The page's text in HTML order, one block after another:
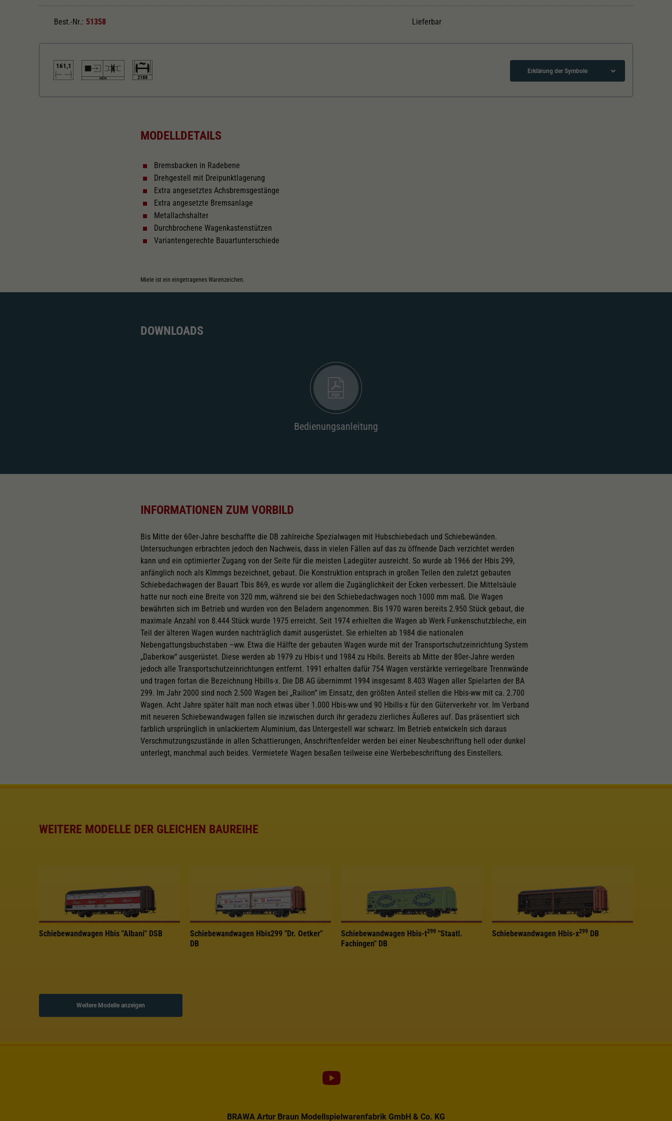
Best.-Nr.: 51358 Lieferbar
161,1
2188
Erklärung der Symbole
MODELLDETAILS
Bremsbacken in Radebene
Drehgestell mit Dreipunktlagerung
Extra angesetztes Achsbremsgestänge
Extra angesetzte Bremsanlage
Metallachshalter
Durchbrochene Wagenkastenstützen
Variantengerechte Bauartunterschiede
Miele ist ein eingetragenes Warenzeichen.
DOWNLOADS
Bedienungsanleitung
INFORMATIONEN ZUM VORBILD
Bis Mitte der 60er-Jahre beschaffte die DB zahlreiche Spezialwagen mit Hubschiebedach und Schiebewänden.
Untersuchungen erbrachten jedoch den Nachweis, dass in vielen Fällen auf das zu öffnende Dach verzichtet werden
kann und ein optimierter Zugang von der Seite für die meisten Ladegüter ausreicht. So wurde ab 1966 der Hbis 299,
anfänglich noch als Klmmgs bezeichnet, gebaut. Die Konstruktion entsprach in großen Teilen den zuletzt gebauten
Schiebedachwagen der Bauart Tbis 869, es wurde vor allem die Zugänglichkeit der Ecken verbessert. Die Mittelsäule
hatte nur noch eine Breite von 320 mm, während sie bei den Schiebedachwagen noch 1000 mm maß. Die Wagen
bewährten sich im Betrieb und wurden von den Beladern angenommen. Bis 1970 waren bereits 2.950 Stück gebaut, die
maximale Anzahl von 8.444 Stück wurde 1975 erreicht. Seit 1974 erhielten die Wagen ab Werk Funkenschutzbleche, ein
Teil der älteren Wagen wurden nachträglich damit ausgerüstet. Sie erhielten ab 1984 die nationalen
Nebengattungsbuchstaben –ww. Etwa die Hälfte der gebauten Wagen wurde mit der Transportschutzeinrichtung System
„Daberkow“ ausgerüstet. Diese werden ab 1979 zu Hbis-t und 1984 zu Hbils. Bereits ab Mitte der 80er-Jahre werden
jedoch alle Transportschutzeinrichtungen entfernt. 1991 erhalten dafür 754 Wagen verstärkte verriegelbare Trennwände
und tragen fortan die Bezeichnung Hbills-x. Die DB AG übernimmt 1994 insgesamt 8.403 Wagen aller Spielarten der BA
299. Im Jahr 2000 sind noch 2.500 Wagen bei „Railion“ im Einsatz, den größten Anteil stellen die Hbis-ww mit ca. 2.700
Wagen. Acht Jahre später hält man noch etwas über 1.000 Hbis-ww und 90 Hbills-x für den Güterverkehr vor. Im Verband
mit neueren Schiebewandwagen fallen sie inzwischen durch ihr geradezu zierliches Äußeres auf. Das präsentiert sich
farblich ursprünglich in unlackiertem Aluminium, das Untergestell war schwarz. Im Betrieb entwickeln sich daraus
Verschmutzungszustände in allen Schattierungen, Anschriftenfelder werden bei einer Neubeschriftung hell oder dunkel
unterlegt, manchmal auch beides. Vermietete Wagen besaßen teilweise eine Werbebeschriftung des Einstellers.
WEITERE MODELLE DER GLEICHEN BAUREIHE
Schiebewandwagen Hbis "Albani" DSB
Schiebewandwagen Hbis299 "Dr. Oetker"
DB
Schiebewandwagen Hbis-t299 "Staatl.
Fachingen" DB
Schiebewandwagen Hbis-x299 DB
Weitere Modelle anzeigen
BRAWA Artur Braun Modellspielwarenfabrik GmbH & Co. KG
Einstellungen, falls der Webseiten-Betreiber dies